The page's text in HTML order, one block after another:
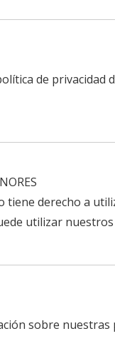
de
tiene derecho a
utilizar
sobre nuestras